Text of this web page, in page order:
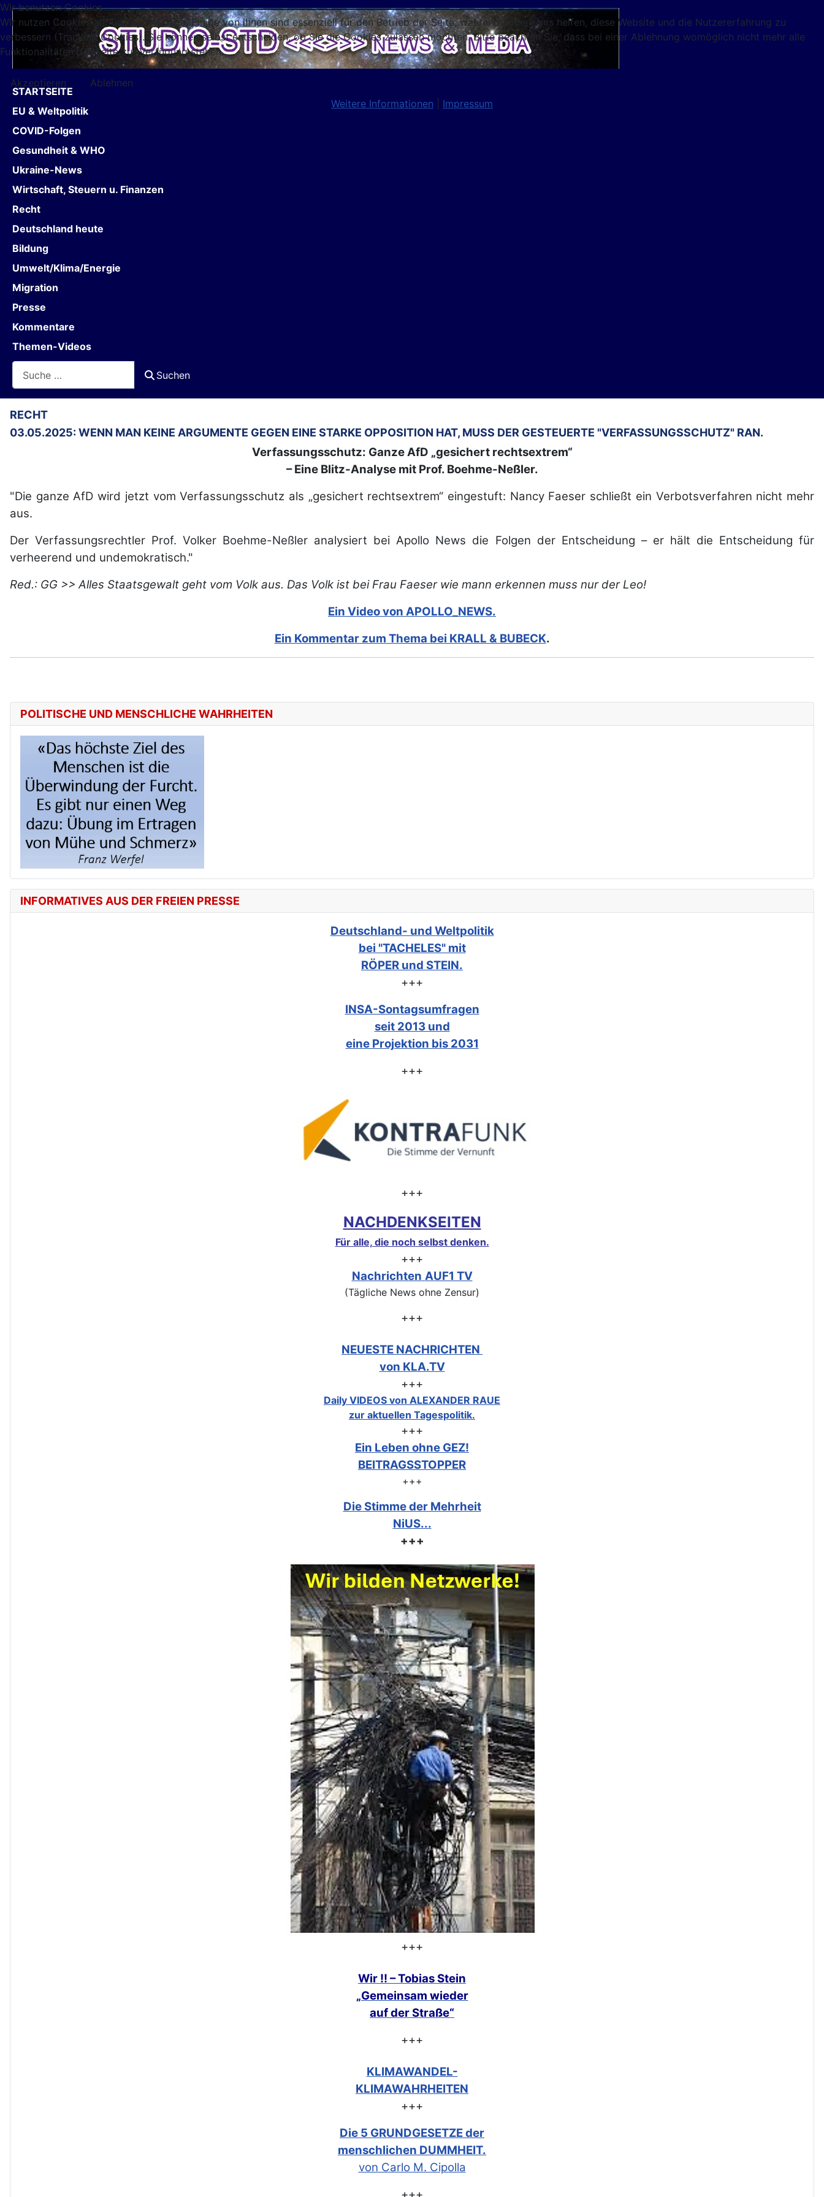
STARTSEITE
EU & Weltpolitik
COVID-Folgen
Gesundheit & WHO
Ukraine-News
Wirtschaft, Steuern u. Finanzen
Recht
Deutschland heute
Bildung
Umwelt/Klima/Energie
Migration
Presse
Kommentare
Themen-Videos
Suchen
RECHT
03.05.2025: WENN MAN KEINE ARGUMENTE GEGEN EINE STARKE OPPOSITION HAT, MUSS DER GESTEUERTE "VERFASSUNGSSCHUTZ" RAN.
Verfassungsschutz: Ganze AfD „gesichert rechtsextrem“
– Eine Blitz-Analyse mit Prof. Boehme-Neßler.
"Die ganze AfD wird jetzt vom Verfassungsschutz als „gesichert rechtsextrem“ eingestuft: Nancy Faeser schließt ein Verbotsverfahren nicht mehr
aus.
Der Verfassungsrechtler Prof. Volker Boehme-Neßler analysiert bei Apollo News die Folgen der Entscheidung – er hält die Entscheidung für
verheerend und undemokratisch."
Red.: GG >> Alles Staatsgewalt geht vom Volk aus. Das Volk ist bei Frau Faeser wie mann erkennen muss nur der Leo!
Ein Video von APOLLO_NEWS.
Ein Kommentar zum Thema bei KRALL & BUBECK.
POLITISCHE UND MENSCHLICHE WAHRHEITEN
INFORMATIVES AUS DER FREIEN PRESSE
Deutschland- und Weltpolitik
bei "TACHELES" mit
RÖPER und STEIN.
+++
INSA-Sontagsumfragen
seit 2013 und
eine Projektion bis 2031
+++
+++
NACHDENKSEITEN
Für alle, die noch selbst denken.
+++
Nachrichten AUF1 TV
(Tägliche News ohne Zensur)
+++
NEUESTE NACHRICHTEN
von KLA.TV
+++
Daily VIDEOS von ALEXANDER RAUE
zur aktuellen Tagespolitik.
+++
Ein Leben ohne GEZ!
BEITRAGSSTOPPER
+++
Die Stimme der Mehrheit
NiUS...
+++
+++
Wir !! – Tobias Stein
„Gemeinsam wieder
auf der Straße“
+++
KLIMAWANDEL-
KLIMAWAHRHEITEN
+++
Die 5 GRUNDGESETZE der
menschlichen DUMMHEIT.
von Carlo M. Cipolla
+++
Wir benutzen Cookies
Wir nutzen Cookies auf unserer Website. Einige von ihnen sind essenziell für den Betrieb der Seite, während andere uns helfen, diese Website und die Nutzererfahrung zu
verbessern (Tracking Cookies). Sie können selbst entscheiden, ob Sie die Cookies zulassen möchten. Bitte beachten Sie, dass bei einer Ablehnung womöglich nicht mehr alle
Funktionalitäten der Seite zur Verfügung stehen.
Akzeptieren
Ablehnen
Weitere Informationen
Impressum